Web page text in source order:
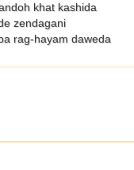
khat kashida
zendagani
rag-hayam daweda